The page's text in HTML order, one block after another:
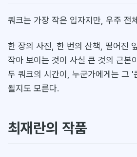
쿼크는 가장 작은 입자지만, 우주 전
한 장의 사진, 한 번의 산책, 떨어진
작아 보이는 것이 사실 큰 것의 근본
두 쿼크의 시간이, 누군가에게는 그 '
될지도 모른다.
최재란의 작품